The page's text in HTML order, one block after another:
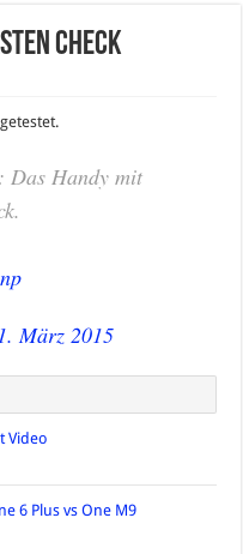
check
: Das Handy mit
1. März 2015
Video
6 Plus vs One M9